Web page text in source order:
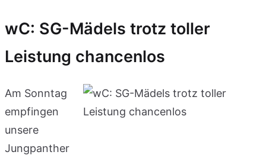
wC: SG-Mädels trotz toller
Leistung chancenlos
Am Sonntag
empfingen
unsere
Jungpanther